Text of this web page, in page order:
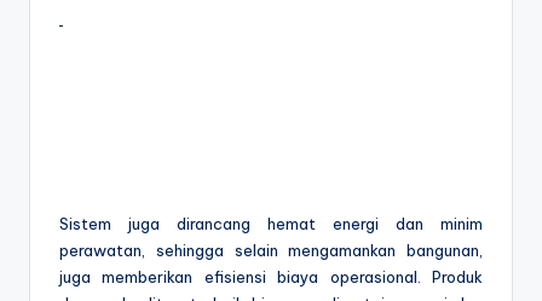
Sistem juga dirancang hemat energi dan minim
perawatan, sehingga selain mengamankan bangunan,
juga memberikan efisiensi biaya operasional. Produk